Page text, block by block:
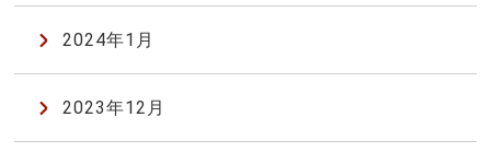
2024年1月
2023年12月